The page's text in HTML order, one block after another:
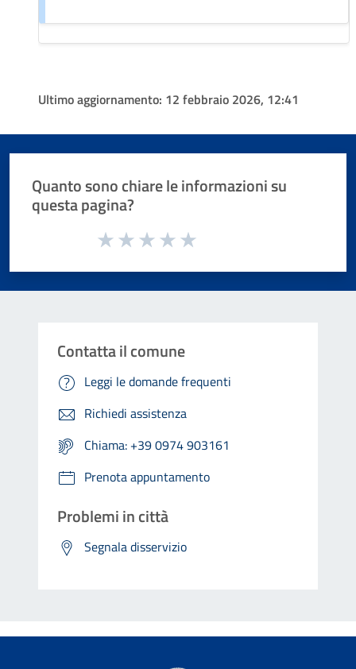
Ultimo aggiornamento: 12 febbraio 2026, 12:41
Quanto sono chiare le informazioni su
questa pagina?
Valuta da 1 a 5 stelle la pagina
Contatta il comune
Leggi le domande frequenti
Richiedi assistenza
Chiama: +39 0974 903161
Prenota appuntamento
Problemi in città
Segnala disservizio